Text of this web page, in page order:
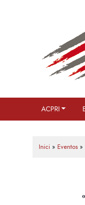
ACPRI
Inici» Eventos»